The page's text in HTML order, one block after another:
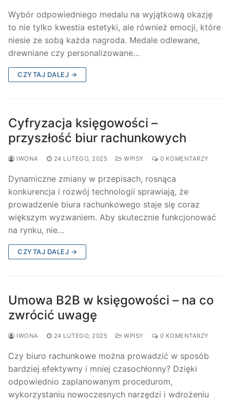
Wybór odpowiedniego medalu na wyjątkową okazję
to nie tylko kwestia estetyki, ale również emocji, które
niesie ze sobą każda nagroda. Medale odlewane,
drewniane czy personalizowane…
CZYTAJ DALEJ →
Cyfryzacja księgowości –
przyszłość biur rachunkowych
IWONA 24 LUTEGO, 2025 WPISY 0 KOMENTARZY
Dynamiczne zmiany w przepisach, rosnąca
konkurencja i rozwój technologii sprawiają, że
prowadzenie biura rachunkowego staje się coraz
większym wyzwaniem. Aby skutecznie funkcjonować
na rynku, nie…
CZYTAJ DALEJ →
Umowa B2B w księgowości – na co
zwrócić uwagę
IWONA 24 LUTEGO, 2025 WPISY 0 KOMENTARZY
Czy biuro rachunkowe można prowadzić w sposób
bardziej efektywny i mniej czasochłonny? Dzięki
odpowiednio zaplanowanym procedurom,
wykorzystaniu nowoczesnych narzędzi i wdrożeniu